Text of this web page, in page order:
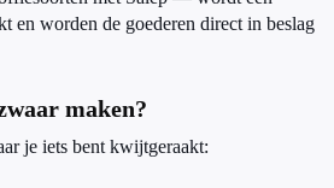
en worden de goederen direct in beslag
maken?
je iets bent kwijtgeraakt: